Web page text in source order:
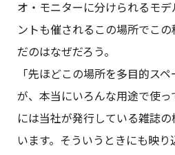
オ・モニターに分けられるモ
ントも催されるこの場所でこ
だのはなぜだろう。
「先ほどこの場所を多目的ス
が、本当にいろんな用途で使っ
には当社が発行している雑誌
います。そういうときにも映